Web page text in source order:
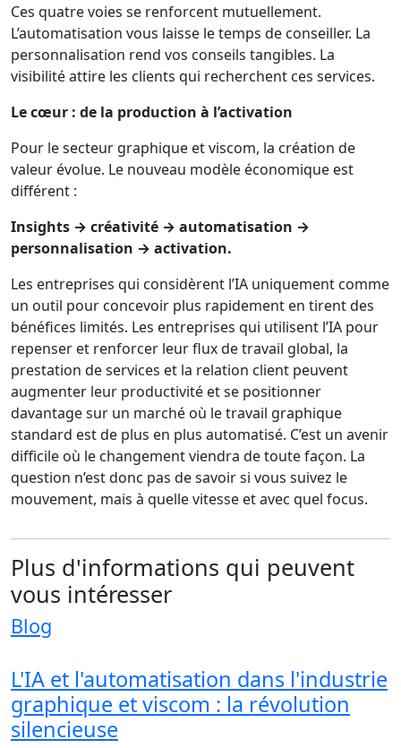
Ces quatre voies se renforcent mutuellement.
L’automatisation vous laisse le temps de conseiller. La
personnalisation rend vos conseils tangibles. La
visibilité attire les clients qui recherchent ces services.
Le cœur : de la production à l’activation
Pour le secteur graphique et viscom, la création de
valeur évolue. Le nouveau modèle économique est
différent :
Insights → créativité → automatisation →
personnalisation → activation.
Les entreprises qui considèrent l’IA uniquement comme
un outil pour concevoir plus rapidement en tirent des
bénéfices limités. Les entreprises qui utilisent l’IA pour
repenser et renforcer leur flux de travail global, la
prestation de services et la relation client peuvent
augmenter leur productivité et se positionner
davantage sur un marché où le travail graphique
standard est de plus en plus automatisé. C’est un avenir
difficile où le changement viendra de toute façon. La
question n’est donc pas de savoir si vous suivez le
mouvement, mais à quelle vitesse et avec quel focus.
Plus d'informations qui peuvent
vous intéresser
Blog
L'IA et l'automatisation dans l'industrie
graphique et viscom : la révolution
silencieuse